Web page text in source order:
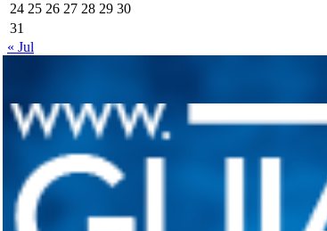
24 25 26 27 28 29 30
31
« Jul